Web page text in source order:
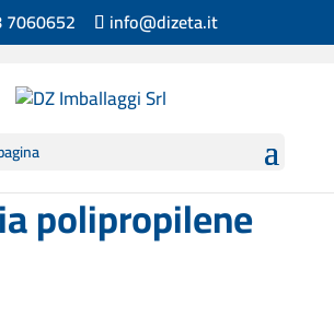
7060652 info@dizeta.it
polipropilene